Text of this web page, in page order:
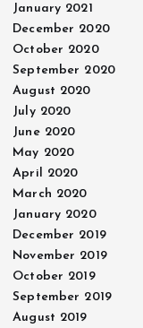
January 2021
December 2020
October 2020
September 2020
August 2020
July 2020
June 2020
May 2020
April 2020
March 2020
January 2020
December 2019
November 2019
October 2019
September 2019
August 2019